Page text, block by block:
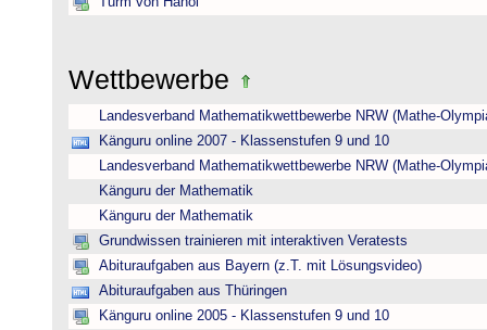
Wettbewerbe
Landesverband Mathematikwettbewerbe NRW (Mathe-
Känguru online 2007 - Klassenstufen 9 und 10
Landesverband Mathematikwettbewerbe NRW (Mathe-
Känguru der Mathematik
Känguru der Mathematik
Grundwissen trainieren mit interaktiven Veratests
Abituraufgaben aus Bayern (z.T. mit Lösungsvideo)
Abituraufgaben aus Thüringen
Känguru online 2005 - Klassenstufen 9 und 10